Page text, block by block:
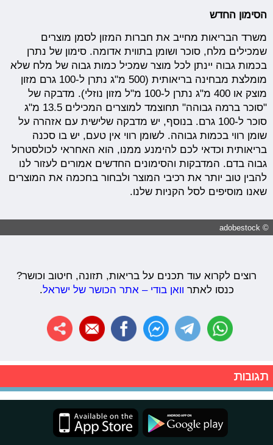
הסימון החדש
משרד הבריאות מחייב את חברות המזון לסמן מוצרים
שמכילים מלח, סוכר ושומן בתווית אדומה. סימון של נתרן
בכמות גבוה יינתן לכל מוצר שמכיל כמות גבוה של מלח שלא
מומלצת מבחינה בריאותית (500 מ"ג נתרן ל-100 גרם מזון
מוצק או 400 מ"ג נתרן ל-100 מ"ל מזון נוזלי). מדבקה של
"סוכר ברמה גבוהה" תחוצמד למוצרים המכילים 13.5 מ"ג
סוכר ל-100 גרם. בנוסף, יש מדבקה שלישית עם אזהרה על
שומן רווי בכמות גבוהה. לשומן רווי אין טעם, יש בו סכנה
בריאותית וכדאי לכם להימנע ממנו, הוא האחראי לכולסטרול
גבוה בדם. המדבקות והסימונים החדשים אמורים לעזור לנו
להבין טוב יותר את רכיבי המוצר ולבחור בחכמה את המוצרים
שאנו מוסיפים לסל הקניות שלנו.
© adobestock
רוצים לקרוא עוד תכנים על בריאות, תזונה, חיטוב וכושר?
כנסו לאתר וואן בודי – אתר הכושר של ישראל.
תגובות